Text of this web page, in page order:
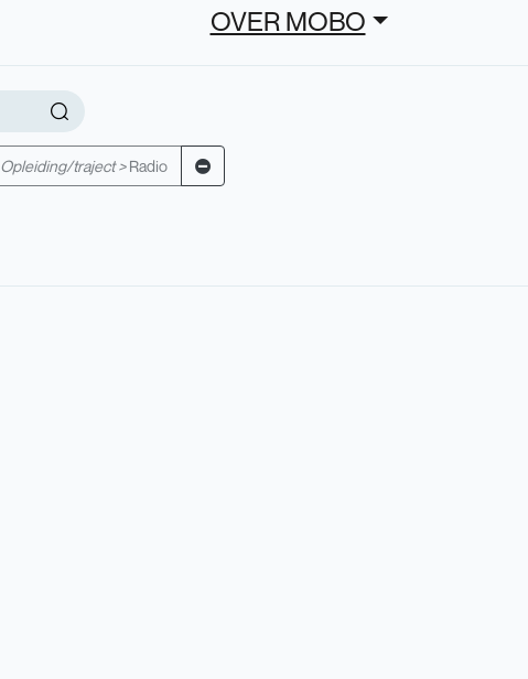
OVER MOBO
Opleiding/traject > Radio